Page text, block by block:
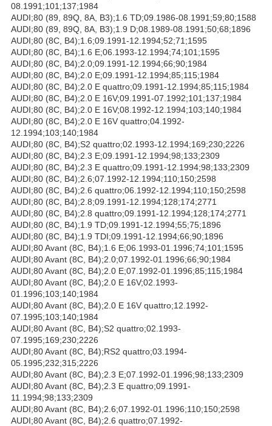
08.1991;101;137;1984
AUDI;80 (89, 89Q, 8A, B3);1.6 TD;09.1986-08.1991;59;80;1588
AUDI;80 (89, 89Q, 8A, B3);1.9 D;08.1989-08.1991;50;68;1896
AUDI;80 (8C, B4);1.6;09.1991-12.1994;52;71;1595
AUDI;80 (8C, B4);1.6 E;06.1993-12.1994;74;101;1595
AUDI;80 (8C, B4);2.0;09.1991-12.1994;66;90;1984
AUDI;80 (8C, B4);2.0 E;09.1991-12.1994;85;115;1984
AUDI;80 (8C, B4);2.0 E quattro;09.1991-12.1994;85;115;1984
AUDI;80 (8C, B4);2.0 E 16V;09.1991-07.1992;101;137;1984
AUDI;80 (8C, B4);2.0 E 16V;08.1992-12.1994;103;140;1984
AUDI;80 (8C, B4);2.0 E 16V quattro;04.1992-
12.1994;103;140;1984
AUDI;80 (8C, B4);S2 quattro;02.1993-12.1994;169;230;2226
AUDI;80 (8C, B4);2.3 E;09.1991-12.1994;98;133;2309
AUDI;80 (8C, B4);2.3 E quattro;09.1991-12.1994;98;133;2309
AUDI;80 (8C, B4);2.6;07.1992-12.1994;110;150;2598
AUDI;80 (8C, B4);2.6 quattro;06.1992-12.1994;110;150;2598
AUDI;80 (8C, B4);2.8;09.1991-12.1994;128;174;2771
AUDI;80 (8C, B4);2.8 quattro;09.1991-12.1994;128;174;2771
AUDI;80 (8C, B4);1.9 TD;09.1991-12.1994;55;75;1896
AUDI;80 (8C, B4);1.9 TDI;09.1991-12.1994;66;90;1896
AUDI;80 Avant (8C, B4);1.6 E;06.1993-01.1996;74;101;1595
AUDI;80 Avant (8C, B4);2.0;07.1992-01.1996;66;90;1984
AUDI;80 Avant (8C, B4);2.0 E;07.1992-01.1996;85;115;1984
AUDI;80 Avant (8C, B4);2.0 E 16V;02.1993-
01.1996;103;140;1984
AUDI;80 Avant (8C, B4);2.0 E 16V quattro;12.1992-
07.1995;103;140;1984
AUDI;80 Avant (8C, B4);S2 quattro;02.1993-
07.1995;169;230;2226
AUDI;80 Avant (8C, B4);RS2 quattro;03.1994-
05.1995;232;315;2226
AUDI;80 Avant (8C, B4);2.3 E;07.1992-01.1996;98;133;2309
AUDI;80 Avant (8C, B4);2.3 E quattro;09.1991-
11.1994;98;133;2309
AUDI;80 Avant (8C, B4);2.6;07.1992-01.1996;110;150;2598
AUDI;80 Avant (8C, B4);2.6 quattro;07.1992-